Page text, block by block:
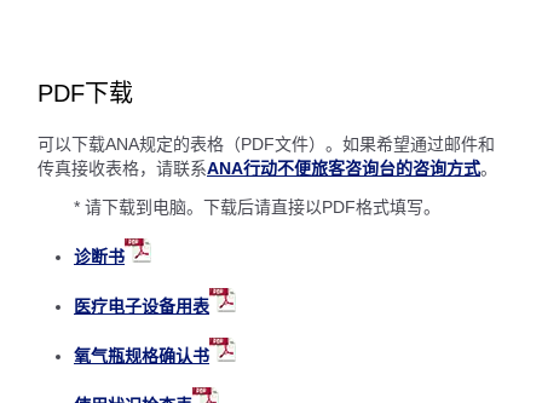
PDF下载
可以下载ANA规定的表格（PDF文件）。如果希望通过邮件和
传真接收表格，请联系ANA行动不便旅客咨询台的咨询方式。
* 请下载到电脑。下载后请直接以PDF格式填写。
诊断书
医疗电子设备用表
氧气瓶规格确认书